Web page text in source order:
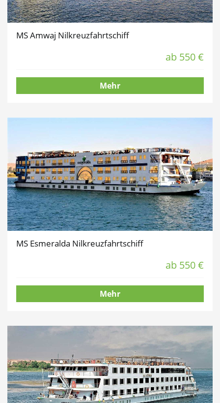
MS Amwaj Nilkreuzfahrtschiff
ab 550 €
Mehr
MS Esmeralda Nilkreuzfahrtschiff
ab 550 €
Mehr